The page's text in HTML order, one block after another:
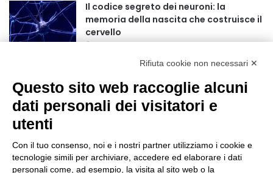
Il codice segreto dei neuroni: la
memoria della nascita che costruisce il
cervello
Una guida alimentare per affrontare i
portare in tavola a Ferragosto
11 ore fa
Alberto Mossi
11 ore fa
Rifiuta cookie non necessari ✕
Questo sito web raccoglie alcuni
dati personali dei visitatori e
utenti
Con il tuo consenso, noi e i nostri partner utilizziamo i cookie e
tecnologie simili per archiviare, accedere ed elaborare i dati
personali come, ad esempio, la visita al sito web o la